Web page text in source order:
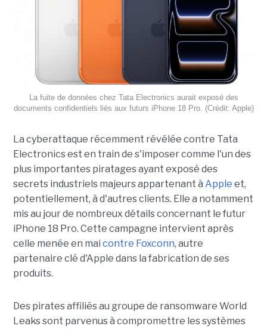
La fuite de données chez Tata Electronics aurait exposé des
documents confidentiels liés aux futurs iPhone 18 Pro. (Crédit: Apple)
La cyberattaque récemment révélée contre Tata
Electronics est en train de s'imposer comme l'un des
plus importantes piratages ayant exposé des
secrets industriels majeurs appartenant à Apple et,
potentiellement, à d'autres clients. Elle a notamment
mis au jour de nombreux détails concernant le futur
iPhone 18 Pro. Cette campagne intervient après
celle menée en mai contre Foxconn, autre
partenaire clé d'Apple dans la fabrication de ses
produits.
Des pirates affiliés au groupe de ransomware World
Leaks sont parvenus à compromettre les systèmes